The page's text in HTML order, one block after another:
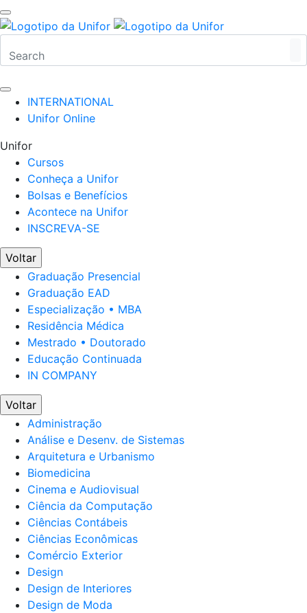
INTERNATIONAL
Unifor Online
Unifor
Cursos
Conheça a Unifor
Bolsas e Benefícios
Acontece na Unifor
INSCREVA-SE
Voltar
Graduação Presencial
Graduação EAD
Especialização • MBA
Residência Médica
Mestrado • Doutorado
Educação Continuada
IN COMPANY
Voltar
Administração
Análise e Desenv. de Sistemas
Arquitetura e Urbanismo
Biomedicina
Cinema e Audiovisual
Ciência da Computação
Ciências Contábeis
Ciências Econômicas
Comércio Exterior
Design
Design de Interiores
Design de Moda